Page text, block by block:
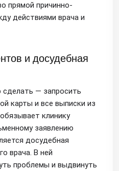
прямой причинно-
действиями врача и
и досудебная
— запросить
карты и все выписки из
клинику
заявлению
досудебная
врача. В ней
проблемы и выдвинуть